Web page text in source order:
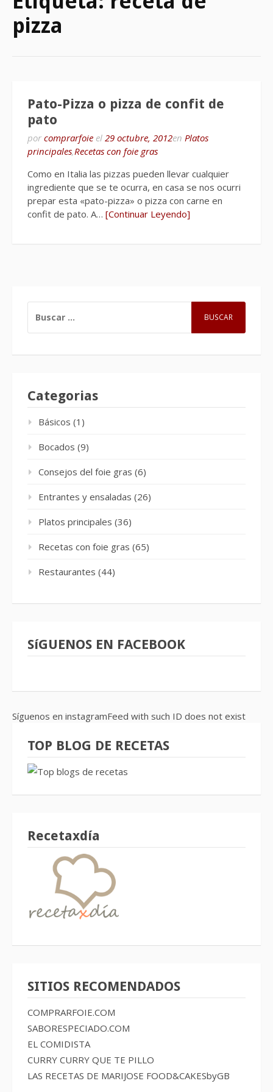
pizza
Pato-Pizza o pizza de confit de
pato
por comprarfoie el 29 octubre, 2012en Platos
principales,Recetas con foie gras
Como en Italia las pizzas pueden llevar cualquier
ingrediente que se te ocurra, en casa se nos ocurri
prepar esta «pato-pizza» o pizza con carne en
confit de pato. A… [Continuar Leyendo]
Categorias
Básicos (1)
Bocados (9)
Consejos del foie gras (6)
Entrantes y ensaladas (26)
Platos principales (36)
Recetas con foie gras (65)
Restaurantes (44)
SíGUENOS EN FACEBOOK
Síguenos en instagramFeed with such ID does not exist
TOP BLOG DE RECETAS
Recetaxdía
SITIOS RECOMENDADOS
COMPRARFOIE.COM
SABORESPECIADO.COM
EL COMIDISTA
CURRY CURRY QUE TE PILLO
LAS RECETAS DE MARIJOSE FOOD&CAKESbyGB